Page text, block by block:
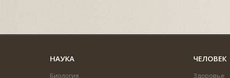
НАУКА
Биология
ЧЕЛОВЕК
Здоровье